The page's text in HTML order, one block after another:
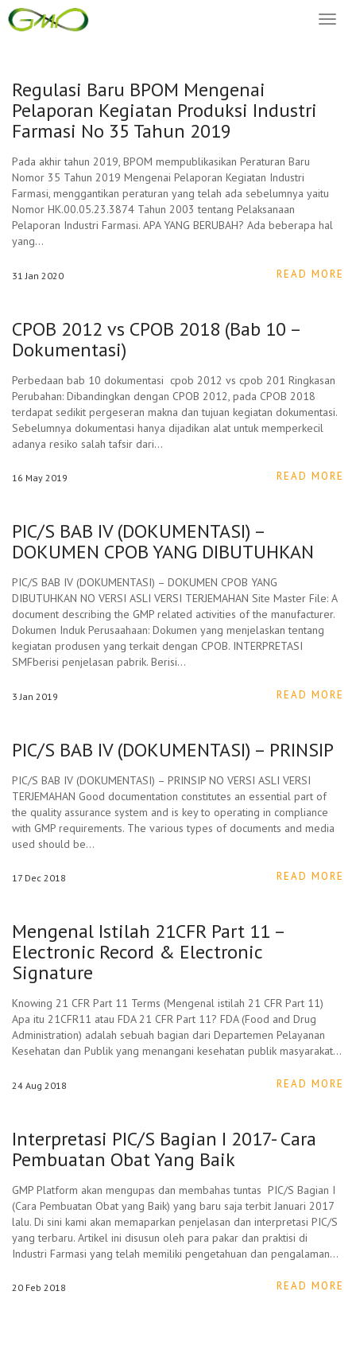
Regulasi Baru BPOM Mengenai
Pelaporan Kegiatan Produksi Industri
Farmasi No 35 Tahun 2019
Pada akhir tahun 2019, BPOM mempublikasikan Peraturan Baru
Nomor 35 Tahun 2019 Mengenai Pelaporan Kegiatan Industri
Farmasi, menggantikan peraturan yang telah ada sebelumnya yaitu
Nomor HK.00.05.23.3874 Tahun 2003 tentang Pelaksanaan
Pelaporan Industri Farmasi. APA YANG BERUBAH? Ada beberapa hal
yang…
31 Jan 2020 READ MORE
CPOB 2012 vs CPOB 2018 (Bab 10 –
Dokumentasi)
Perbedaan bab 10 dokumentasi cpob 2012 vs cpob 201 Ringkasan
Perubahan: Dibandingkan dengan CPOB 2012, pada CPOB 2018
terdapat sedikit pergeseran makna dan tujuan kegiatan dokumentasi.
Sebelumnya dokumentasi hanya dijadikan alat untuk memperkecil
adanya resiko salah tafsir dari…
16 May 2019 READ MORE
PIC/S BAB IV (DOKUMENTASI) –
DOKUMEN CPOB YANG DIBUTUHKAN
PIC/S BAB IV (DOKUMENTASI) – DOKUMEN CPOB YANG
DIBUTUHKAN NO VERSI ASLI VERSI TERJEMAHAN Site Master File: A
document describing the GMP related activities of the manufacturer.
Dokumen Induk Perusaahaan: Dokumen yang menjelaskan tentang
kegiatan produsen yang terkait dengan CPOB. INTERPRETASI
SMFberisi penjelasan pabrik. Berisi…
3 Jan 2019 READ MORE
PIC/S BAB IV (DOKUMENTASI) – PRINSIP
PIC/S BAB IV (DOKUMENTASI) – PRINSIP NO VERSI ASLI VERSI
TERJEMAHAN Good documentation constitutes an essential part of
the quality assurance system and is key to operating in compliance
with GMP requirements. The various types of documents and media
used should be…
17 Dec 2018 READ MORE
Mengenal Istilah 21CFR Part 11 –
Electronic Record & Electronic
Signature
Knowing 21 CFR Part 11 Terms (Mengenal istilah 21 CFR Part 11)
Apa itu 21CFR11 atau FDA 21 CFR Part 11? FDA (Food and Drug
Administration) adalah sebuah bagian dari Departemen Pelayanan
Kesehatan dan Publik yang menangani kesehatan publik masyarakat…
24 Aug 2018 READ MORE
Interpretasi PIC/S Bagian I 2017- Cara
Pembuatan Obat Yang Baik
GMP Platform akan mengupas dan membahas tuntas PIC/S Bagian I
(Cara Pembuatan Obat yang Baik) yang baru saja terbit Januari 2017
lalu. Di sini kami akan memaparkan penjelasan dan interpretasi PIC/S
yang terbaru. Artikel ini disusun oleh para pakar dan praktisi di
Industri Farmasi yang telah memiliki pengetahuan dan pengalaman…
20 Feb 2018 READ MORE